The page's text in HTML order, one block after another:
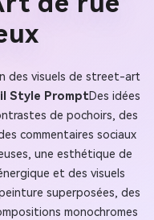
des visuels de street-art
Style PromptDes idées
de pochoirs, des
commentaires sociaux
une esthétique de
et des visuels
superposées, des
monochromes